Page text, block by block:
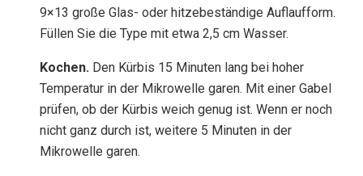
9×13 große Glas- oder hitzebeständige Auflaufform.
Füllen Sie die Type mit etwa 2,5 cm Wasser.
Kochen. Den Kürbis 15 Minuten lang bei hoher
Temperatur in der Mikrowelle garen. Mit einer Gabel
prüfen, ob der Kürbis weich genug ist. Wenn er noch
nicht ganz durch ist, weitere 5 Minuten in der
Mikrowelle garen.